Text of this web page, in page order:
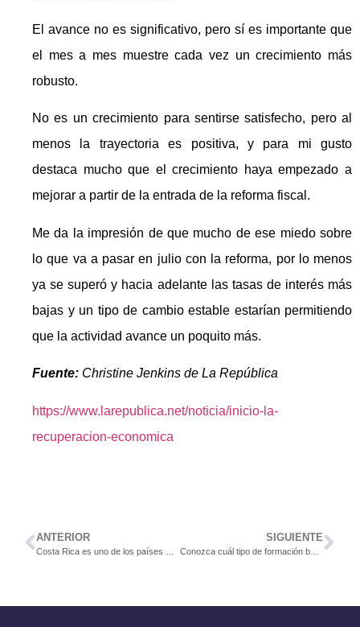
El avance no es significativo, pero sí es importante que
el mes a mes muestre cada vez un crecimiento más
robusto.
No es un crecimiento para sentirse satisfecho, pero al
menos la trayectoria es positiva, y para mi gusto
destaca mucho que el crecimiento haya empezado a
mejorar a partir de la entrada de la reforma fiscal.
Me da la impresión de que mucho de ese miedo sobre
lo que va a pasar en julio con la reforma, por lo menos
ya se superó y hacia adelante las tasas de interés más
bajas y un tipo de cambio estable estarían permitiendo
que la actividad avance un poquito más.
Fuente: Christine Jenkins de La República
https://www.larepublica.net/noticia/inicio-la-
recuperacion-economica
ANTERIOR SIGUIENTE
Conozca cuál tipo de formación buscan los empresarios